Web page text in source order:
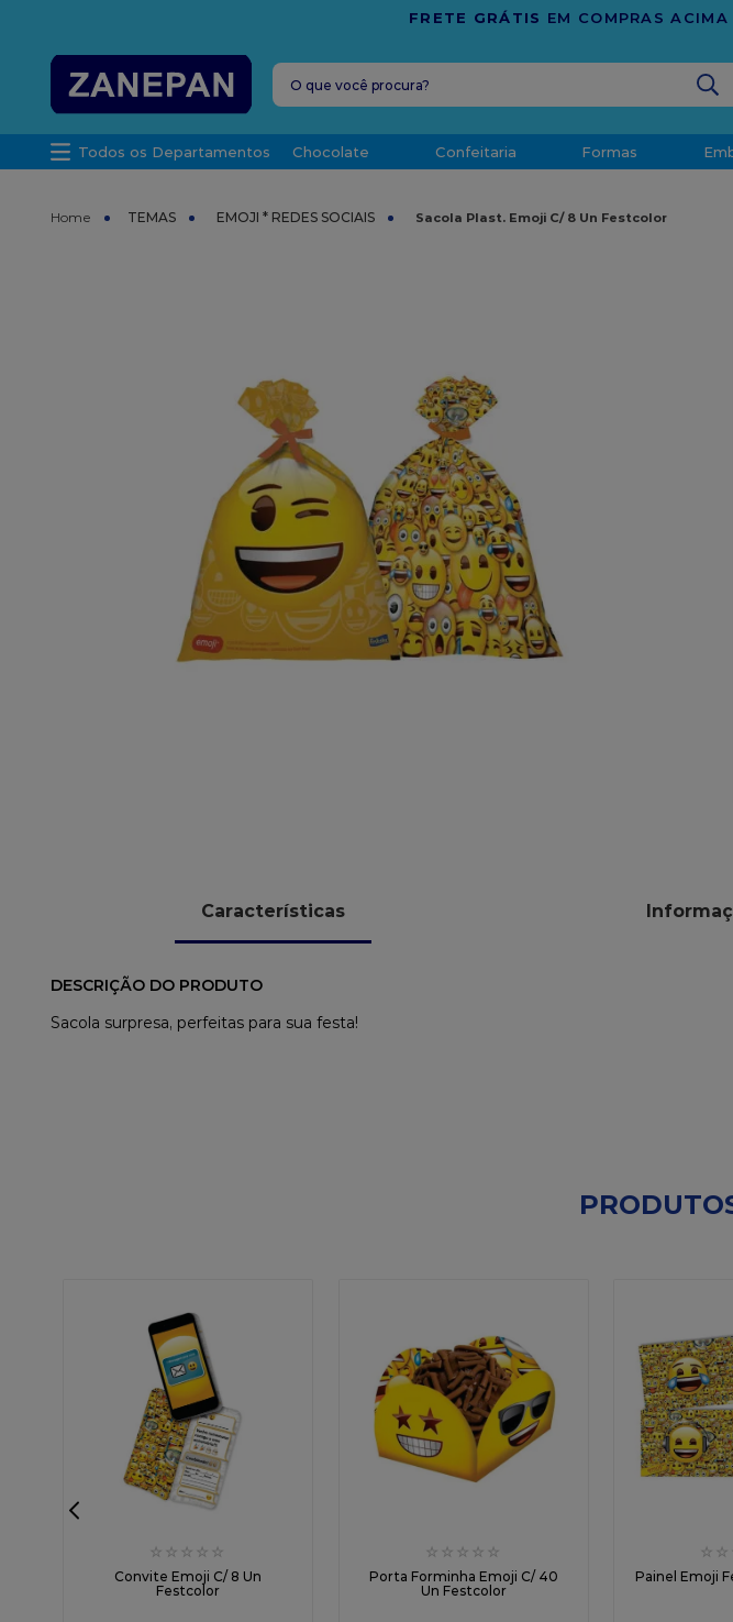
O que você procura?
Todos os Departamentos Chocolate Confeitaria Formas
TEMAS EMOJI * REDES SOCIAIS Sacola Plast. Emoji C/ 8 Un Festcolor
Características
DESCRIÇÃO DO PRODUTO
Sacola surpresa, perfeitas para sua festa!
☆ ☆ ☆ ☆ ☆
Convite Emoji C/ 8 Un
Festcolor
☆ ☆ ☆ ☆ ☆
Porta Forminha Emoji C/ 40
Un Festcolor
☆ ☆
Painel Emoji
leite condensado
vabene
granulado
9º
caixa kraft
10º chocolate